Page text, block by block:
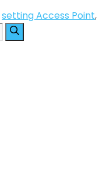
setting Access Point,